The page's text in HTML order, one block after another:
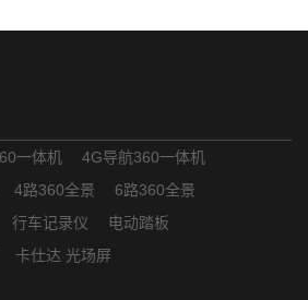
一体机
4G导航360一体机
4路360全景
6路360全景
行车记录仪
电动踏板
卡仕达 光场屏